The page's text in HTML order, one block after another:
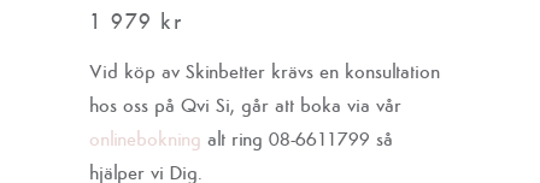
1 979 kr
Vid köp av Skinbetter krävs en konsultation
hos oss på Qvi Si, går att boka via vår
onlinebokning alt ring 08-6611799 så
hjälper vi Dig.